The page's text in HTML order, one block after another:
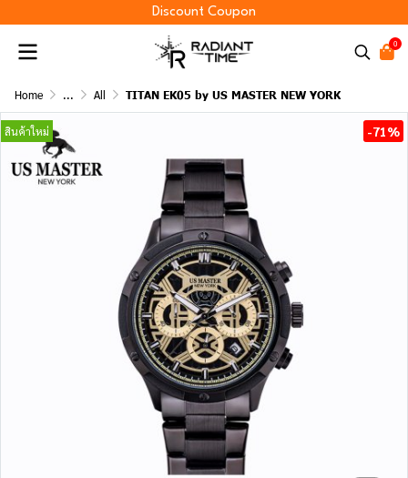
Discount Coupon
0
Home ... All TITAN EK05 by US MASTER NEW YORK
สินค้าใหม่ -71%